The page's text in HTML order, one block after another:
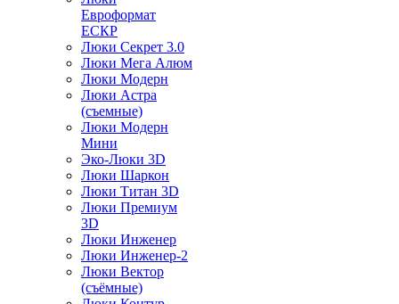
Евроформат
ЕСКР
Люки Секрет 3.0
Люки Мега Алюм
Люки Модерн
Люки Астра
(съемные)
Люки Модерн
Мини
Эко-Люки 3D
Люки Шаркон
Люки Титан 3D
Люки Премиум
3D
Люки Инженер
Люки Инженер-2
Люки Вектор
(съёмные)